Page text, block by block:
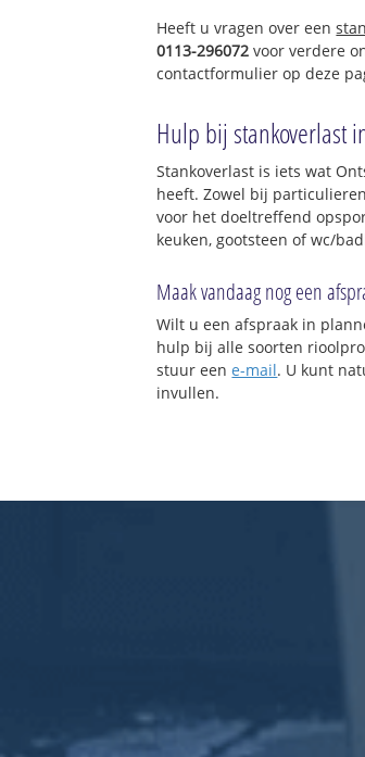
Heeft u vragen over een
0113-296072 voor verdere
contactformulier op deze
Hulp bij stankoverlast
Stankoverlast is iets wat
heeft. Zowel bij
voor het doeltreffend
keuken, gootsteen of wc/
Maak vandaag nog een
Wilt u een afspraak in
hulp bij alle soorten
stuur eene-mail. U kunt
invullen.